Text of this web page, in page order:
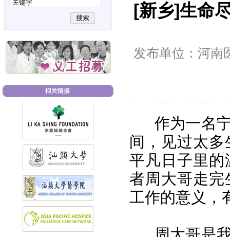
搜索 [新乡]生命
发布单位：河南
作为一名
间，见过太
平凡日子里
者周大哥走
工作的意义，